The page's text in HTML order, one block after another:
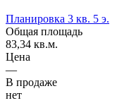
Планировка 3 кв. 5 э.
Общая площадь
83,34 кв.м.
Цена
—
В продаже
нет